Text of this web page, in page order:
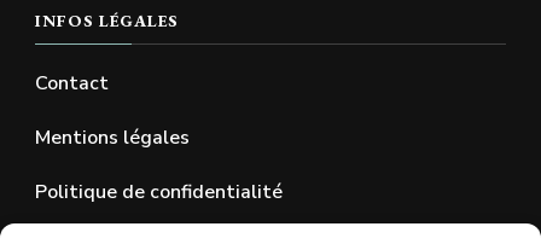
INFOS LÉGALES
Contact
Mentions légales
Politique de confidentialité